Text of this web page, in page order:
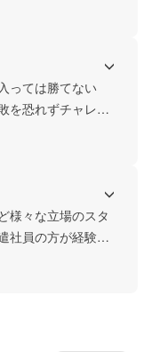
っては勝てない
を恐れずチャレン
様々な立場のスタ
社員の方が経験が